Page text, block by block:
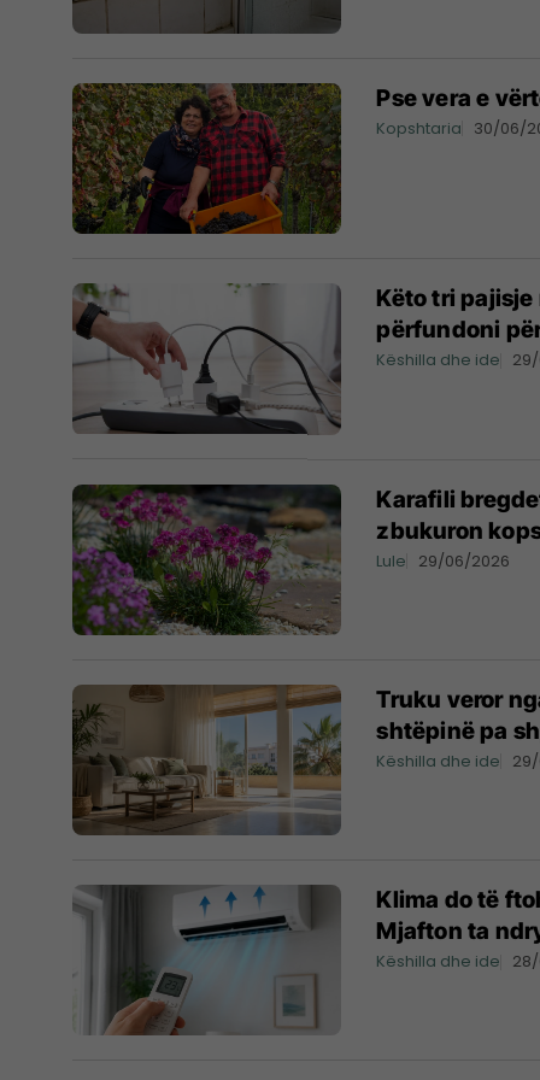
Pse vera e
Kopshtaria 30/06/
Këto tri
përfundoni
Këshilla dhe ide
Karafili
zbukuron
Lule 29/06/2026
Truku veror
shtëpinë pa
Këshilla dhe ide
Klima do të
Mjafton ta
Këshilla dhe ide